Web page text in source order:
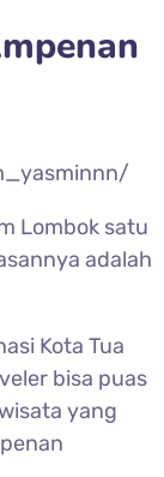
Lombok satu
adalah
Kota Tua
bisa puas
yang